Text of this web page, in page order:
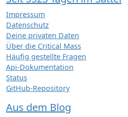
Impressum
Datenschutz
Deine privaten Daten
Über die Critical Mass
Häufig gestellte Fragen
Api-Dokumentation
Status
GitHub-Repository
Aus dem Blog